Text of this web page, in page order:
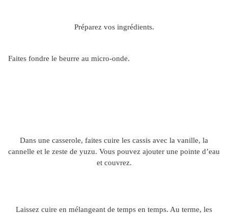
Préparez vos ingrédients.
Faites fondre le beurre au micro-onde.
Dans une casserole, faites cuire les cassis avec la vanille, la
cannelle et le zeste de yuzu. Vous pouvez ajouter une pointe d’eau
et couvrez.
Laissez cuire en mélangeant de temps en temps. Au terme, les